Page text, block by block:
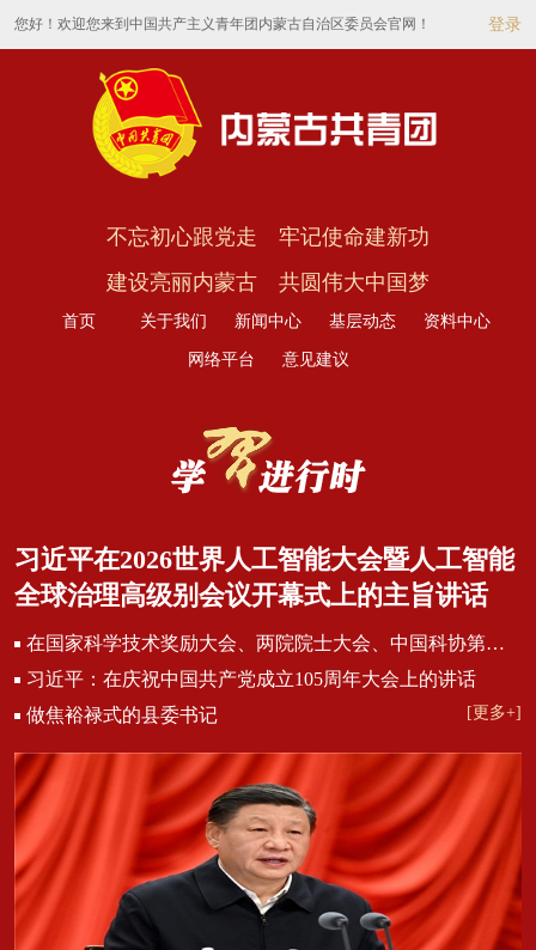
您好！欢迎您来到中国共产主义青年团内蒙古自治区委员会官网！ 登录
不忘初心跟党走 牢记使命建新功
建设亮丽内蒙古 共圆伟大中国梦
首页 关于我们 新闻中心 基层动态 资料中心
网络平台 意见建议
习近平在2026世界人工智能大会暨人工智能
全球治理高级别会议开幕式上的主旨讲话
在国家科学技术奖励大会、两院院士大会、中国科协第十一次全国代表大会上的讲话
习近平：在庆祝中国共产党成立105周年大会上的讲话
做焦裕禄式的县委书记
[更多+]